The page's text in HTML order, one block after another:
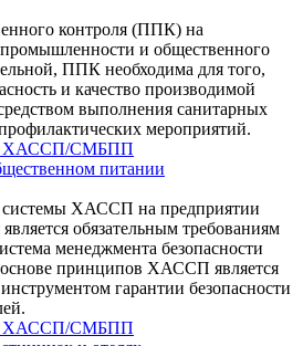
контроля (ППК) на
и общественного
ППК необходима для того,
и качество производимой
выполнения санитарных
мероприятий.
ХАССП/СМБПП
питании
системы ХАССП на предприятии
обязательным требованиям
менеджмента безопасности
принципов ХАССП является
гарантии безопасности
ХАССП/СМБПП